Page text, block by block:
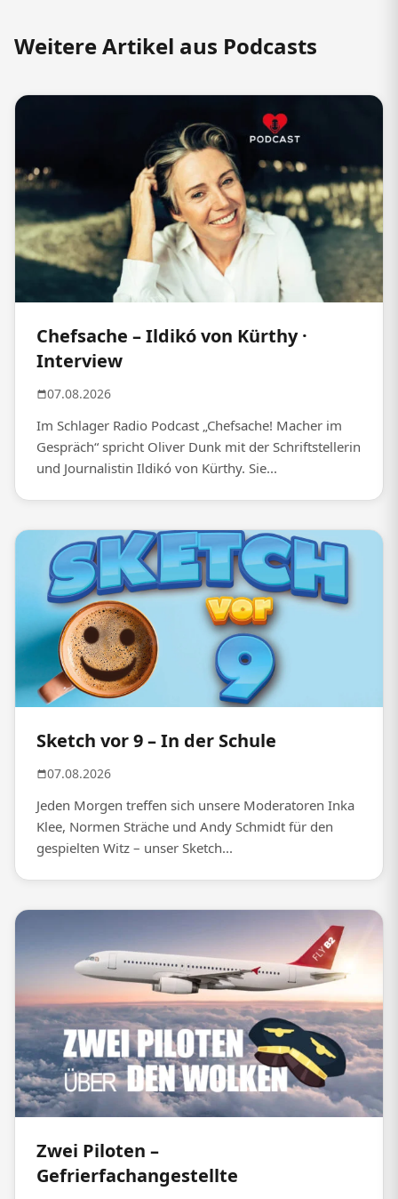
Weitere Artikel aus Podcasts
Chefsache – Ildikó von Kürthy ·
Interview
07.08.2026
Im Schlager Radio Podcast „Chefsache! Macher im
Gespräch“ spricht Oliver Dunk mit der Schriftstellerin
und Journalistin Ildikó von Kürthy. Sie...
Sketch vor 9 – In der Schule
07.08.2026
Jeden Morgen treffen sich unsere Moderatoren Inka
Klee, Normen Sträche und Andy Schmidt für den
gespielten Witz – unser Sketch...
Zwei Piloten –
Gefrierfachangestellte